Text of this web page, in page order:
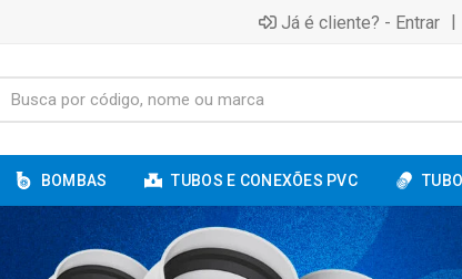
Já é cliente? - Entrar |
BOMBAS TUBOS E CONEXÕES PVC